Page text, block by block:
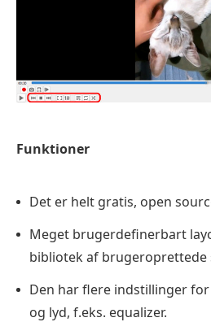
Funktioner
Det er helt gratis, open
Meget brugerdefinerbart
bibliotek af brugeroprettede
Den har flere indstillinger
og lyd, f.eks. equalizer.